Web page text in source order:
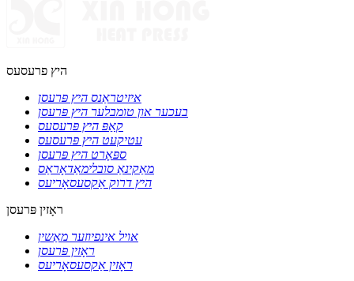
היץ פרעסעס
איזיטראַנס היץ פּרעסן
בעכער און טומבלער היץ פּרעסן
קאַפּ היץ פּרעסעס
עטיקעט היץ פּרעסעס
ספּאָרט היץ פּרעסן
מאַקינאַ סובלימאַדאָראַס
היץ דרוק אַקסעסאָריעס
ראָזין פּרעסן
אויל אינפיוזער מאַשין
ראָזין פּרעסן
ראָזין אַקסעסאָריעס